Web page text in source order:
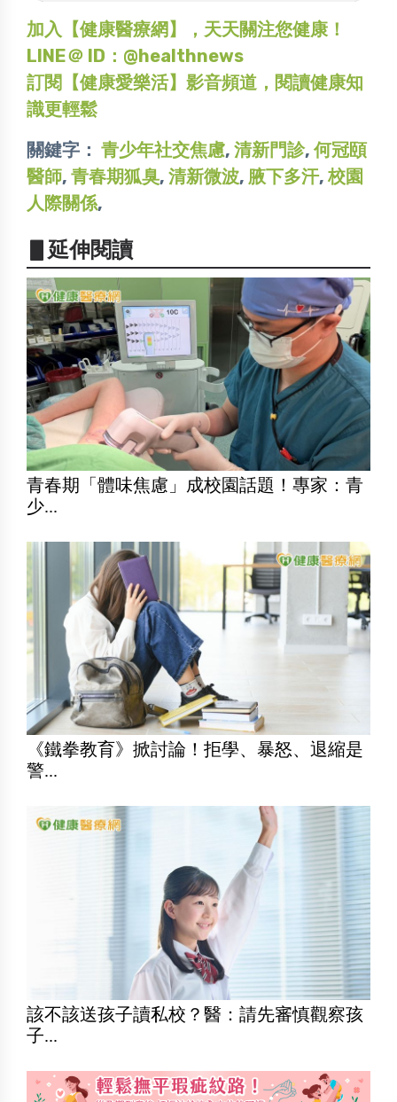
加入【健康醫療網】，天天關注您健康！
LINE＠ ID：@healthnews
訂閱【健康愛樂活】影音頻道，閱讀健康知
識更輕鬆
關鍵字： 青少年社交焦慮, 清新門診, 何冠頤
醫師, 青春期狐臭, 清新微波, 腋下多汗, 校園
人際關係,
▋延伸閱讀
青春期「體味焦慮」成校園話題！專家：青
少...
《鐵拳教育》掀討論！拒學、暴怒、退縮是
警...
該不該送孩子讀私校？醫：請先審慎觀察孩
子...